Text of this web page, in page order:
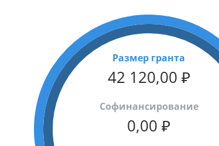
Размер гранта
42 120,00 ₽
Cофинансирование
0,00 ₽